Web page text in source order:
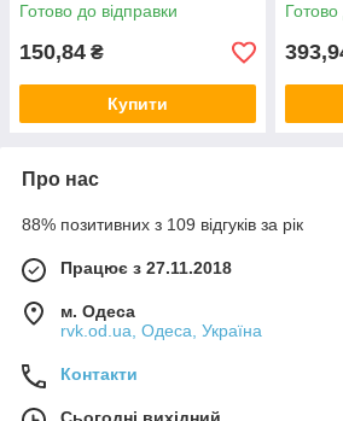
Готово до відправки
150,84 ₴
Купити
Готово
Про нас
88% позитивних з 109 відгуків за рік
Працює з 27.11.2018
м. Одеса
rvk.od.ua, Одеса, Україна
Контакти